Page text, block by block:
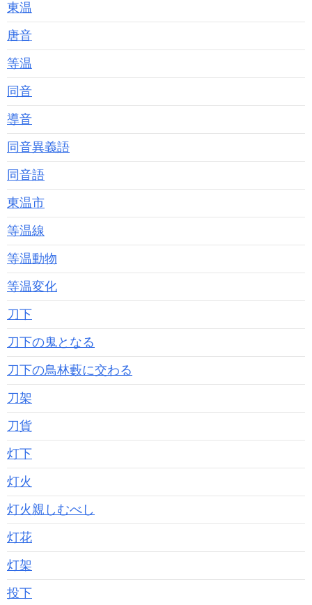
東温
唐音
等温
同音
導音
同音異義語
同音語
東温市
等温線
等温動物
等温変化
刀下
刀下の鬼となる
刀下の鳥林藪に交わる
刀架
刀貨
灯下
灯火
灯火親しむべし
灯花
灯架
投下